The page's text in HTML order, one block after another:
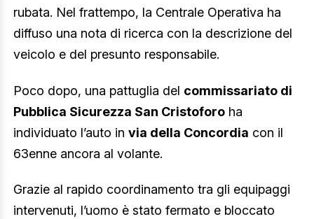
rubata. Nel frattempo, la Centrale Operativa ha
diffuso una nota di ricerca con la descrizione del
veicolo e del presunto responsabile.
Poco dopo, una pattuglia del commissariato di
Pubblica Sicurezza San Cristoforo ha
individuato l’auto in via della Concordia con il
63enne ancora al volante.
Grazie al rapido coordinamento tra gli equipaggi
intervenuti, l’uomo è stato fermato e bloccato